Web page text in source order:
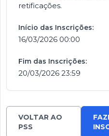
retificações.
Início das Inscrições:
16/03/2026 00:00
Fim das Inscrições:
20/03/2026 23:59
VOLTAR AO
PSS